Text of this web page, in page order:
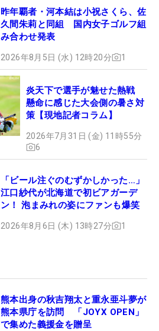
昨年覇者・河本結は小祝さくら、佐
久間朱莉と同組 国内女子ゴルフ組
み合わせ発表
2026年8月5日 (水) 12時20分 1
炎天下で選手が魅せた熱戦
懸命に感じた大会側の暑さ対
策【現地記者コラム】
2026年7月31日 (金) 11時55分
6
「ビール注ぐのむずかしかった…」
江口紗代が北海道で初ビアガーデ
ン！ 泡まみれの姿にファンも爆笑
2026年8月6日 (木) 13時27分 1
熊本出身の秋吉翔太と重永亜斗夢が
熊本県庁を訪問 「JOYX OPEN」
で集めた義援金を贈呈